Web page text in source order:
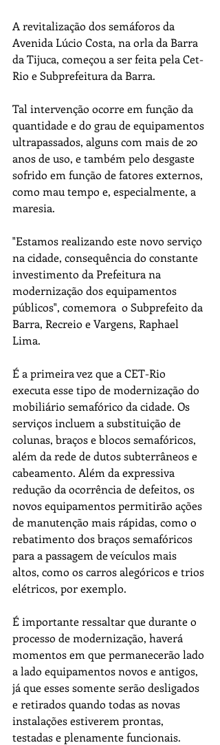
A revitalização dos semáforos da
Avenida Lúcio Costa, na orla da Barra
da Tijuca, começou a ser feita pela Cet-
Rio e Subprefeitura da Barra.
Tal intervenção ocorre em função da
quantidade e do grau de equipamentos
ultrapassados, alguns com mais de 20
anos de uso, e também pelo desgaste
sofrido em função de fatores externos,
como mau tempo e, especialmente, a
maresia.
"Estamos realizando este novo serviço
na cidade, consequência do constante
investimento da Prefeitura na
modernização dos equipamentos
públicos", comemora  o Subprefeito da
Barra, Recreio e Vargens, Raphael
Lima.
É a primeira vez que a CET-Rio
executa esse tipo de modernização do
mobiliário semafórico da cidade. Os
serviços incluem a substituição de
colunas, braços e blocos semafóricos,
além da rede de dutos subterrâneos e
cabeamento. Além da expressiva
redução da ocorrência de defeitos, os
novos equipamentos permitirão ações
de manutenção mais rápidas, como o
rebatimento dos braços semafóricos
para a passagem de veículos mais
altos, como os carros alegóricos e trios
elétricos, por exemplo.
É importante ressaltar que durante o
processo de modernização, haverá
momentos em que permanecerão lado
a lado equipamentos novos e antigos,
já que esses somente serão desligados
e retirados quando todas as novas
instalações estiverem prontas,
testadas e plenamente funcionais.